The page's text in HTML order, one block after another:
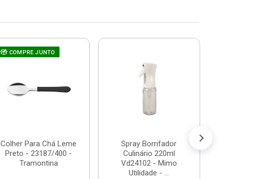
COMPRE JUNTO
Colher Para Chá Leme
Preto - 23187/400 -
Tramontina
Spray Borrifador
Culinário 220ml
Vd24102 - Mimo
Utilidade - ...